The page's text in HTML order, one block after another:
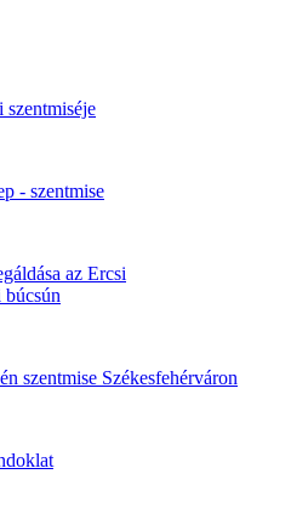
szentmiséje
- szentmise
az Ercsi
búcsún
szentmise Székesfehérváron